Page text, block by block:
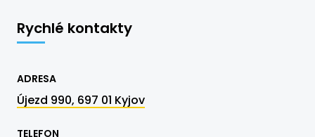
Rychlé kontakty
ADRESA
Újezd 990, 697 01 Kyjov
TELEFON